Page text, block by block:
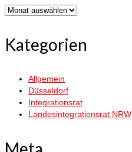
Archiv
Kategorien
Allgemein
Düsseldorf
Integrationsrat
Landesintegrationsrat NRW